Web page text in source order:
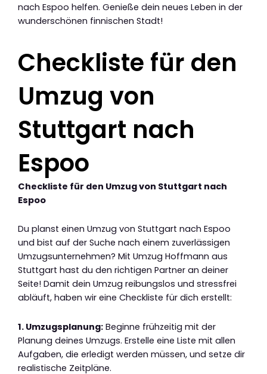
nach Espoo helfen. Genieße dein neues Leben in der
wunderschönen finnischen Stadt!
Checkliste für den
Umzug von
Stuttgart nach
Espoo
Checkliste für den Umzug von Stuttgart nach
Espoo
Du planst einen Umzug von Stuttgart nach Espoo
und bist auf der Suche nach einem zuverlässigen
Umzugsunternehmen? Mit Umzug Hoffmann aus
Stuttgart hast du den richtigen Partner an deiner
Seite! Damit dein Umzug reibungslos und stressfrei
abläuft, haben wir eine Checkliste für dich erstellt:
1. Umzugsplanung: Beginne frühzeitig mit der
Planung deines Umzugs. Erstelle eine Liste mit allen
Aufgaben, die erledigt werden müssen, und setze dir
realistische Zeitpläne.